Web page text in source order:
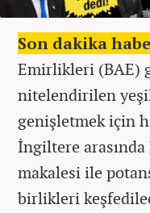
Son dakika
Emirlikleri (BAE)
nitelendirilen
genişletmek için
İngiltere
makalesi ile
birlikleri